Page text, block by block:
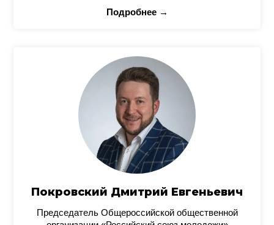
Подробнее →
Покровский Дмитрий Евгеньевич
Председатель Общероссийской общественной